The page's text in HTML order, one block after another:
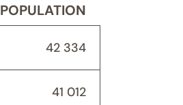
POPULATION
42 334
41 012